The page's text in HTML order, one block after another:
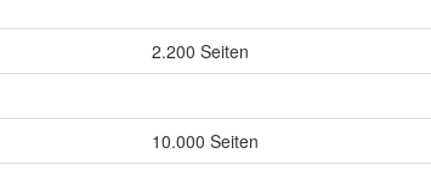
2.200 Seiten
10.000 Seiten